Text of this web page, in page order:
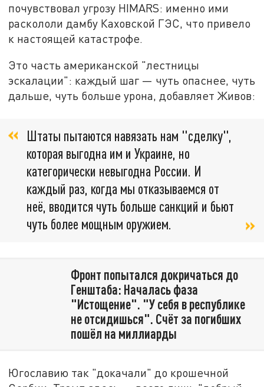
почувствовал угрозу HIMARS: именно ими
раскололи дамбу Каховской ГЭС, что привело
к настоящей катастрофе.
Это часть американской "лестницы
эскалации": каждый шаг — чуть опаснее, чуть
дальше, чуть больше урона, добавляет Живов:
Штаты пытаются навязать нам "сделку",
которая выгодна им и Украине, но
категорически невыгодна России. И
каждый раз, когда мы отказываемся от
неё, вводится чуть больше санкций и бьют
чуть более мощным оружием.
Фронт попытался докричаться до
Генштаба: Началась фаза
"Истощение". "У себя в республике
не отсидишься". Счёт за погибших
пошёл на миллиарды
Югославию так "докачали" до крошечной